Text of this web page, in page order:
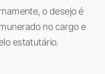
o desejo é
no cargo e
estatutário.